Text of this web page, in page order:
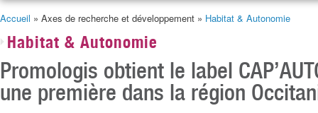
Accueil » Axes de recherche et développement » Habitat & Autonomie
Habitat & Autonomie
Promologis obtient le label
une première dans la région